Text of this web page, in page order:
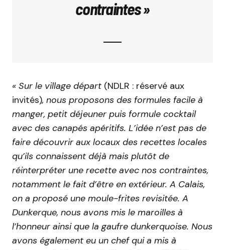
contraintes »
« Sur le village départ (NDLR : réservé aux
invités), nous proposons des formules facile à
manger, petit déjeuner puis formule cocktail
avec des canapés apéritifs. L’idée n’est pas de
faire découvrir aux locaux des recettes locales
qu’ils connaissent déjà mais plutôt de
réinterpréter une recette avec nos contraintes,
notamment le fait d’être en extérieur. A Calais,
on a proposé une moule-frites revisitée. A
Dunkerque, nous avons mis le maroilles à
l’honneur ainsi que la gaufre dunkerquoise. Nous
avons également eu un chef qui a mis à